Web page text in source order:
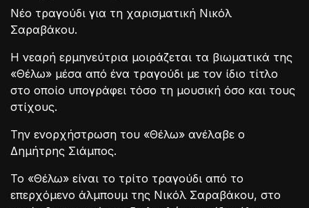
Νέο τραγούδι για τη χαρισματική Νικόλ
Σαραβάκου.
Η νεαρή ερμηνεύτρια μοιράζεται τα βιωματικά της
«Θέλω» μέσα από ένα τραγούδι με τον ίδιο τίτλο
στο οποίο υπογράφει τόσο τη μουσική όσο και τους
στίχους.
Την ενορχήστρωση του «Θέλω» ανέλαβε ο
Δημήτρης Σιάμπος.
Το «Θέλω» είναι το τρίτο τραγούδι από το
επερχόμενο άλμπουμ της Νικόλ Σαραβάκου, στο